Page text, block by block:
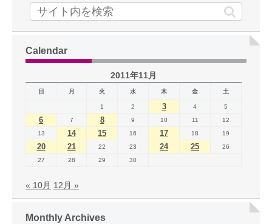
Calendar
2011年11月
日 月 火 水 木 金 土
1 2 3 4 5
6 7 8 9 10 11
12
13
14 15 16 17 18 19
20 21 22 23 24 25
26
27
28 29 30
« 10月 12月 »
Monthly Archives